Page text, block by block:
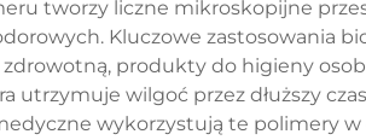
tworzy liczne mikroskopijne
Kluczowe zastosowania
produkty do higieny
wilgoć przez dłuższy
wykorzystują te polimery